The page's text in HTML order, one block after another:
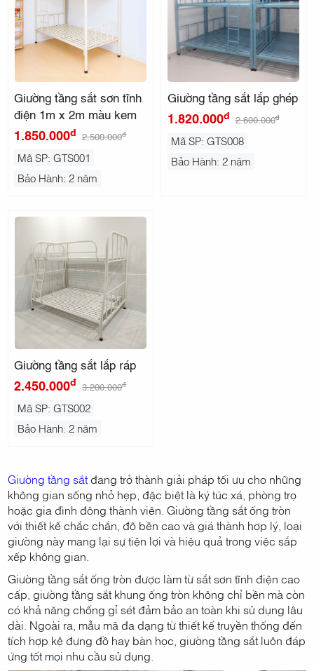
Giường tầng sắt sơn tĩnh
điện 1m x 2m màu kem
1.850.000đ 2.500.000đ
Mã SP: GTS001
Bảo Hành: 2 năm
Giường tầng sắt lắp ghép
1.820.000đ 2.600.000đ
Mã SP: GTS008
Bảo Hành: 2 năm
Giường tầng sắt lắp ráp
2.450.000đ 3.200.000đ
Mã SP: GTS002
Bảo Hành: 2 năm
Giường tầng sắt đang trở thành giải pháp tối ưu cho những
không gian sống nhỏ hẹp, đặc biệt là ký túc xá, phòng trọ
hoặc gia đình đông thành viên. Giường tầng sắt ống tròn
với thiết kế chắc chắn, độ bền cao và giá thành hợp lý, loại
giường này mang lại sự tiện lợi và hiệu quả trong việc sắp
xếp không gian.
Giường tầng sắt ống tròn được làm từ sắt sơn tĩnh điện cao
cấp, giường tầng sắt khung ống tròn không chỉ bền mà còn
có khả năng chống gỉ sét đảm bảo an toàn khi sử dụng lâu
dài. Ngoài ra, mẫu mã đa dạng từ thiết kế truyền thống đến
tích hợp kệ đựng đồ hay bàn học, giường tầng sắt luôn đáp
ứng tốt mọi nhu cầu sử dụng.